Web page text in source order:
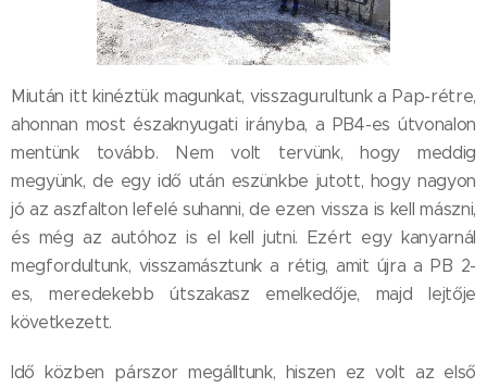
Miután itt kinéztük magunkat, visszagurultunk a Pap-rétre,
ahonnan most északnyugati irányba, a PB4-es útvonalon
mentünk tovább. Nem volt tervünk, hogy meddig
megyünk, de egy idő után eszünkbe jutott, hogy nagyon
jó az aszfalton lefelé suhanni, de ezen vissza is kell mászni,
és még az autóhoz is el kell jutni. Ezért egy kanyarnál
megfordultunk, visszamásztunk a rétig, amit újra a PB 2-
es, meredekebb útszakasz emelkedője, majd lejtője
következett.
Idő közben párszor megálltunk, hiszen ez volt az első